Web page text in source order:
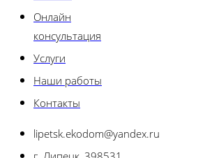
Онлайн
консультация
Услуги
Наши работы
Контакты
lipetsk.ekodom@yandex.ru